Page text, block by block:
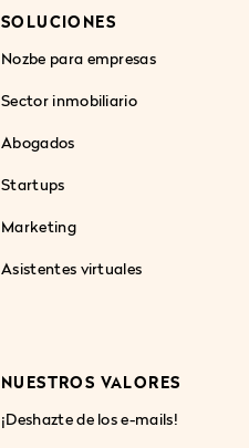
SOLUCIONES
Nozbe para empresas
Sector inmobiliario
Abogados
Startups
Marketing
Asistentes virtuales
NUESTROS VALORES
¡Deshazte de los e-mails!